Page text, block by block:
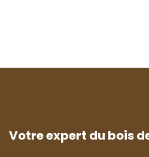
Votre expert du bois